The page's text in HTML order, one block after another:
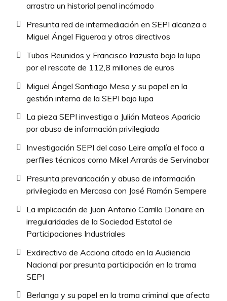
arrastra un historial penal incómodo
Presunta red de intermediación en SEPI alcanza a
Miguel Ángel Figueroa y otros directivos
Tubos Reunidos y Francisco Irazusta bajo la lupa
por el rescate de 112,8 millones de euros
Miguel Ángel Santiago Mesa y su papel en la
gestión interna de la SEPI bajo lupa
La pieza SEPI investiga a Julián Mateos Aparicio
por abuso de información privilegiada
Investigación SEPI del caso Leire amplía el foco a
perfiles técnicos como Mikel Arrarás de Servinabar
Presunta prevaricación y abuso de información
privilegiada en Mercasa con José Ramón Sempere
La implicación de Juan Antonio Carrillo Donaire en
irregularidades de la Sociedad Estatal de
Participaciones Industriales
Exdirectivo de Acciona citado en la Audiencia
Nacional por presunta participación en la trama
SEPI
Berlanga y su papel en la trama criminal que afecta